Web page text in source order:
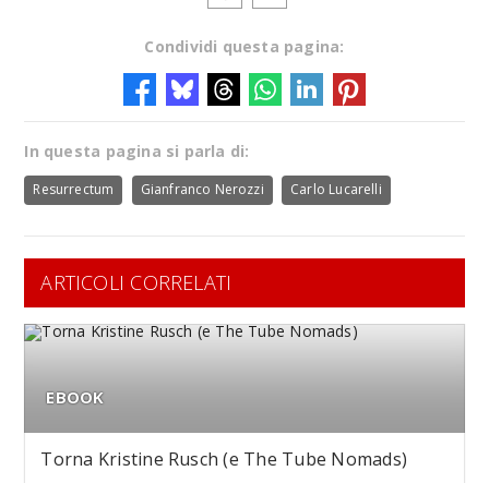
Condividi questa pagina:
In questa pagina si parla di:
Resurrectum Gianfranco Nerozzi Carlo Lucarelli
ARTICOLI CORRELATI
EBOOK
Torna Kristine Rusch (e The Tube Nomads)